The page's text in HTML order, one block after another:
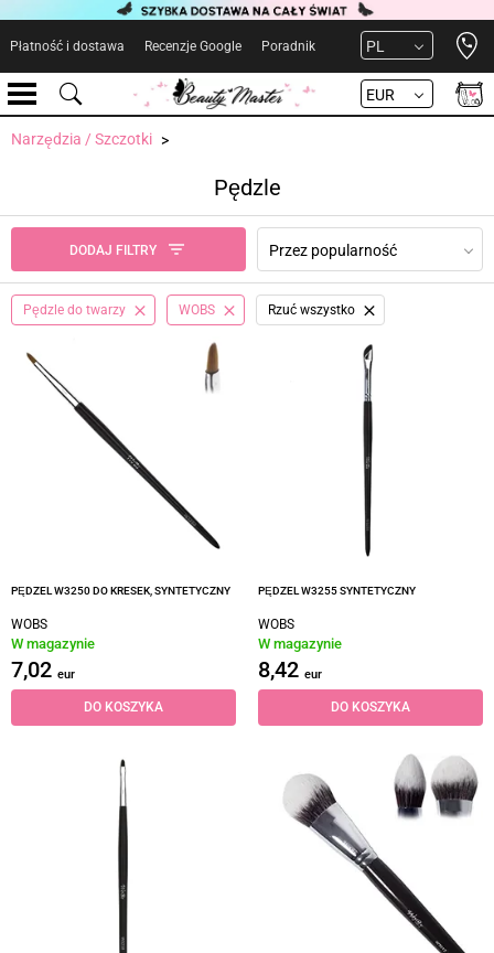
Płatność i dostawa Recenzje Google Poradnik PL
EUR
Narzędzia / Szczotki
Pędzle
DODAJ FILTRY Przez popularność
Pędzle do twarzy WOBS Rzuć wszystko
PĘDZEL W3250 DO KRESEK, SYNTETYCZNY
WOBS
W magazynie
7,02 eur
DO KOSZYKA
PĘDZEL W3255 SYNTETYCZNY
WOBS
W magazynie
8,42 eur
DO KOSZYKA